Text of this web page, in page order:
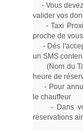
- Vous devez
valider vos
- Taxi Proxi
proche de vous
- Dés
un SMS
(Nom du
heure de
- Pour
le chauffeur
- Dans
réservations